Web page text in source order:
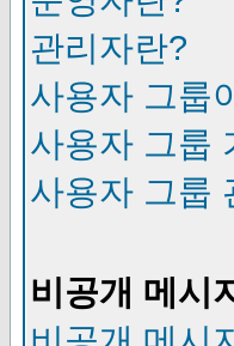
관리자란?
사용자 그룹
사용자 그룹
사용자 그룹
비공개 메시